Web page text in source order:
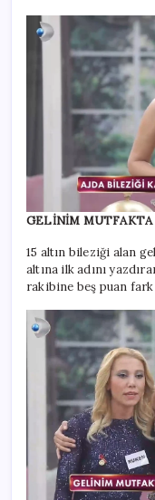
GELİNİM
15 altın bileziği alan
altına ilk adını
rakibine beş puan